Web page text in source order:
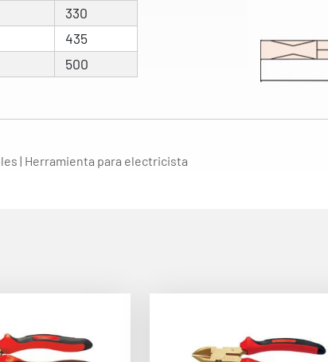
330
435
500
| Herramienta para electricista